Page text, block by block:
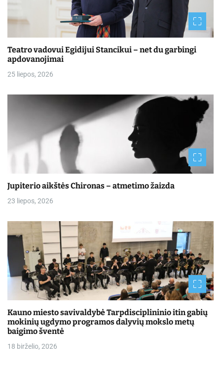
Teatro vadovui Egidijui Stancikui – net du garbingi
apdovanojimai
25 liepos, 2026
Jupiterio aikštės Chironas – atmetimo žaizda
23 liepos, 2026
Kauno miesto savivaldybė Tarpdisciplininio itin gabių
mokinių ugdymo programos dalyvių mokslo metų
baigimo šventė
18 birželio, 2026